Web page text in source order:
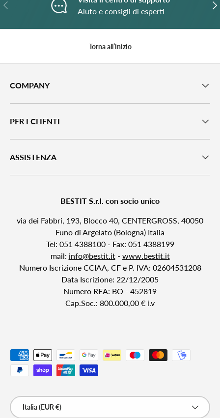
Indietro
Aiuto e consigli di esperti
Torna all’inizio
COMPANY
PER I CLIENTI
ASSISTENZA
BESTIT S.r.l. con socio unico
via dei Fabbri, 193, Blocco 40, CENTERGROSS, 40050
Funo di Argelato (Bologna) Italia
Tel: 051 4388100 - Fax: 051 4388199
mail: info@bestit.it- www.bestit.it
Numero Iscrizione CCIAA, CF e P. IVA: 02604531208
Data Iscrizione: 22/12/2005
Numero REA: BO - 452819
Cap.Soc.: 800.000,00 € i.v
Metodi di pagamento accettati
Paese/Regione
Italia (EUR €)